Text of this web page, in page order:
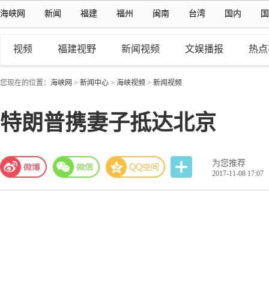
海峡网 新闻 福建 福州 闽南 台湾 国内
视频 福建视野 新闻视频 文娱播报 热
您现在的位置： 海峡网 > 新闻中心 > 海峡视频 > 新闻视频
特朗普携妻子抵达北京
为您推荐
2017-11-08 17:07